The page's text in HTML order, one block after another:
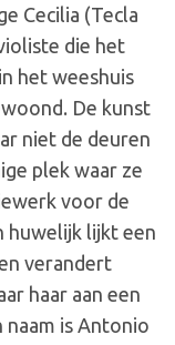
Cecilia (Tecla
die het
het weeshuis
De kunst
niet de deuren
plek waar ze
voor de
huwelijk lijkt een
verandert
haar aan een
naam is Antonio